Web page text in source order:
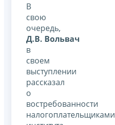
В
свою
очередь,
Д.В. Вольвач
в
своем
выступлении
рассказал
о
востребованности
налогоплательщиками